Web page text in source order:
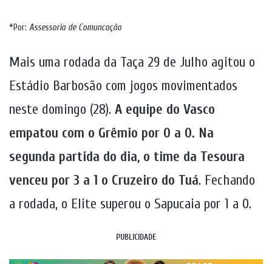
*Por: Assessoria de Comuncação
Mais uma rodada da Taça 29 de Julho agitou o
Estádio Barbosão com jogos movimentados
neste domingo (28). A equipe do Vasco
empatou com o Grêmio por 0 a 0. Na
segunda partida do dia, o time da Tesoura
venceu por 3 a 1 o Cruzeiro do Tuá. Fechando
a rodada, o Elite superou o Sapucaia por 1 a 0.
PUBLICIDADE